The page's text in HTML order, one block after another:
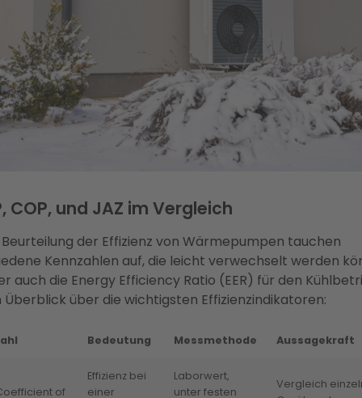
COP, und JAZ im Vergleich
der Effizienz von Wärmepumpen tauchen
Kennzahlen auf, die leicht verwechselt werden
auch die Energy Efficiency Ratio (EER) für den
Überblick über die wichtigsten Effizienzindikatoren:
Bedeutung Messmethode Aussagekraft
of
Effizienz bei
einer
Laborwert,
unter festen
Vergleich